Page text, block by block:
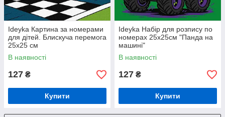
Ideyka Картина за номерами
для дітей. Блискуча перемога
25x25 см
В наявності
127 ₴
Купити
Ideyka Набір для розпису по
номерах 25х25см "Панда на
машині"
В наявності
127 ₴
Купити